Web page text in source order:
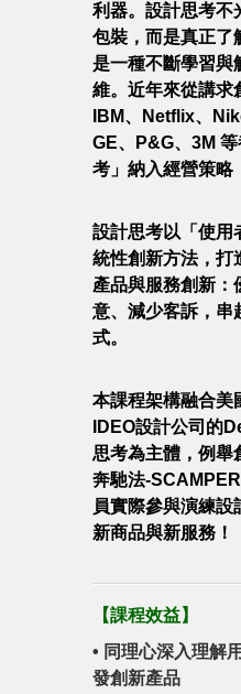
利器。設計思考不
包裝，而是真正了
是一種不斷學習與
維。近年來從講求
IBM、Netflix、
GE、P&G、3M
考」納入經營策略
設計思考以「使用
統性創新方法，打
產品與服務創新：
意、減少客訴，串
式。
本課程架構融合美
IDEO設計公司的
思考為主體，例舉
奔馳法-
員實際參與演練
新商品與新服務！
【課程效益】
• 同理心深入理解
發創新產品